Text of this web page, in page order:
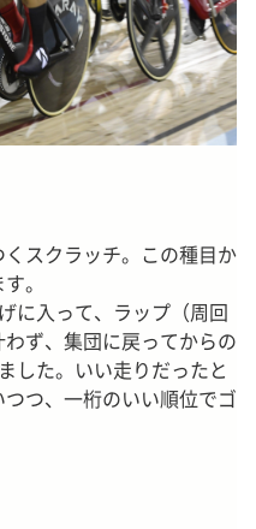
スクラッチ。この種目か
。
に入って、ラップ（周回
ず、集団に戻ってからの
した。いい走りだったと
つ、一桁のいい順位でゴ